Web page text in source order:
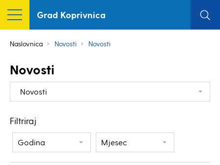
Grad Koprivnica
Naslovnica Novosti Novosti
Novosti
Novosti
Filtriraj
Godina Mjesec